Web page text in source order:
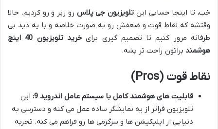
خب، تا اینجا حسابی این تلویزیون جی پلاس رو زیر و رو کردیم. حالا
وقتشه که نقاط قوت و ضعفش رو به صورت خلاصه و با یه دید بی
طرفانه مرور کنیم تا تصمیم گیری برای
خرید تلویزیون 40 اینچ
هوشمند براتون راحت تر بشه.
نقاط قوت (Pros)
قابلیت های هوشمند کامل با سیستم عامل اندروید 9:
این
تلویزیون فراتر از یه نمایشگر ساده عمل می کنه و دسترسی به
دنیایی از اپلیکیشن ها و سرگرمی ها رو فراهم می کنه. تجربه